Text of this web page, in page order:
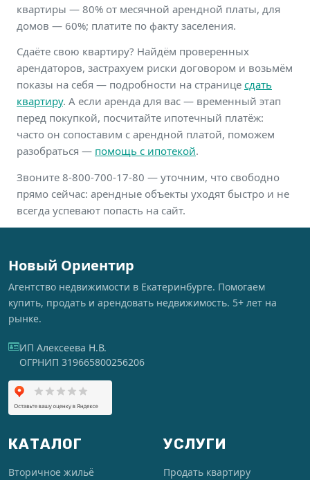
квартиры — 80% от месячной арендной платы, для
домов — 60%; платите по факту заселения.
Сдаёте свою квартиру? Найдём проверенных
арендаторов, застрахуем риски договором и возьмём
показы на себя — подробности на странице сдать
квартиру. А если аренда для вас — временный этап
перед покупкой, посчитайте ипотечный платёж:
часто он сопоставим с арендной платой, поможем
разобраться — помощь с ипотекой.
Звоните 8-800-700-17-80 — уточним, что свободно
прямо сейчас: арендные объекты уходят быстро и не
всегда успевают попасть на сайт.
Новый Ориентир
Агентство недвижимости в Екатеринбурге. Помогаем
купить, продать и арендовать недвижимость. 5+ лет на
рынке.
ИП Алексеева Н.В.
ОГРНИП 319665800256206
КАТАЛОГ
Вторичное жильё
УСЛУГИ
Продать квартиру